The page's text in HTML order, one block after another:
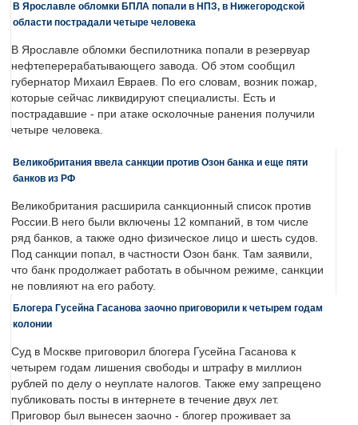
В Ярославле обломки БПЛА попали в НПЗ, в Нижегородской
области пострадали четыре человека
В Ярославле обломки беспилотника попали в резервуар
нефтеперерабатывающего завода. Об этом сообщил
губернатор Михаил Евраев. По его словам, возник пожар,
которые сейчас ликвидируют специалисты. Есть и
пострадавшие - при атаке осколочные ранения получили
четыре человека.
Великобритания ввела санкции против Озон банка и еще пяти
банков из РФ
Великобритания расширила санкционный список против
России.В него были включены 12 компаний, в том числе
ряд банков, а также одно физическое лицо и шесть судов.
Под санкции попал, в частности Озон банк. Там заявили,
что банк продолжает работать в обычном режиме, санкции
не повлияют на его работу.
Блогера Гусейна Гасанова заочно приговорили к четырем годам
колонии
Суд в Москве приговорил блогера Гусейна Гасанова к
четырем годам лишения свободы и штрафу в миллион
рублей по делу о неуплате налогов. Также ему запрещено
публиковать посты в интернете в течение двух лет.
Приговор был вынесен заочно - блогер проживает за